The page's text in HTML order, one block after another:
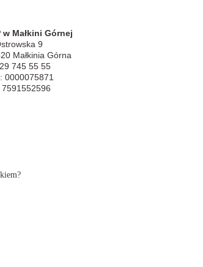
w Małkini Górnej
9
Małkinia Górna
745 55 55
0000075871
7591552596